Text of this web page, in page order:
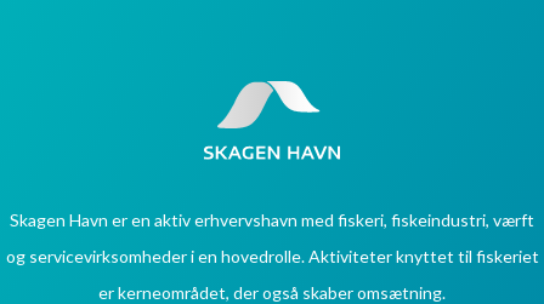
Skagen Havn er en aktiv erhvervshavn med fiskeri, fiskeindustri, værft
og servicevirksomheder i en hovedrolle. Aktiviteter knyttet til fiskeriet
er kerneområdet, der også skaber omsætning.